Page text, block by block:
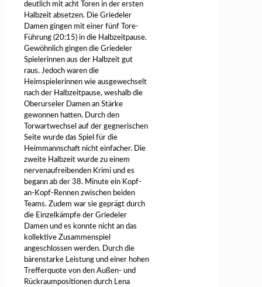
deutlich mit acht Toren in der ersten
Halbzeit absetzen. Die Griedeler
Damen gingen mit einer fünf Tore-
Führung (20:15) in die Halbzeitpause.
Gewöhnlich gingen die Griedeler
Spielerinnen aus der Halbzeit gut
raus. Jedoch waren die
Heimspielerinnen wie ausgewechselt
nach der Halbzeitpause, weshalb die
Oberurseler Damen an Stärke
gewonnen hatten. Durch den
Torwartwechsel auf der gegnerischen
Seite wurde das Spiel für die
Heimmannschaft nicht einfacher. Die
zweite Halbzeit wurde zu einem
nervenaufreibenden Krimi und es
begann ab der 38. Minute ein Kopf-
an-Kopf-Rennen zwischen beiden
Teams. Zudem war sie geprägt durch
die Einzelkämpfe der Griedeler
Damen und es konnte nicht an das
kollektive Zusammenspiel
angeschlossen werden. Durch die
bärenstarke Leistung und einer hohen
Trefferquote von den Außen- und
Rückraumpositionen durch Lena